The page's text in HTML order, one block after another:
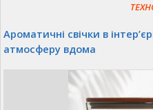
Ароматичні свічки в
атмосферу вдома